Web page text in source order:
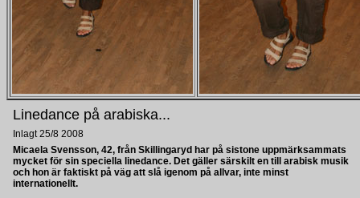
Linedance på arabiska...
Inlagt 25/8 2008
Micaela Svensson, 42, från Skillingaryd har på sistone uppmärksammats
mycket för sin speciella linedance. Det gäller särskilt en till arabisk musik
och hon är faktiskt på väg att slå igenom på allvar, inte minst
internationellt.